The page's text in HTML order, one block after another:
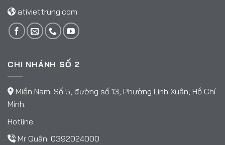
ativiettrung.com
CHI NHÁNH SỐ 2
Miền Nam: Số 5, đường số 13, Phường Linh Xuân, Hồ Chí
Minh.
Hotline:
Mr Quân: 0392024000